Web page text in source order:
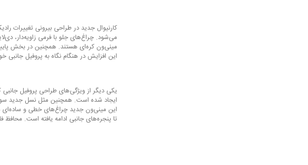
مینی‌ون کره‌ای هستند. همچنین در بخش
این افزایش در هنگام نگاه به پروفیل
تا پنجره‌های جانبی ادامه یافته است.